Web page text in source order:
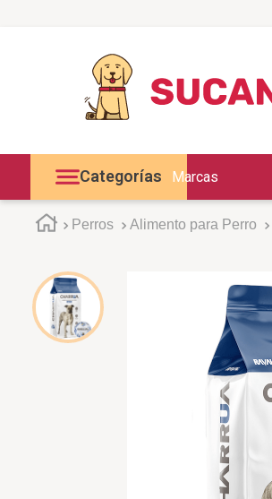
Categorías Marcas
Perros Alimento para Perro